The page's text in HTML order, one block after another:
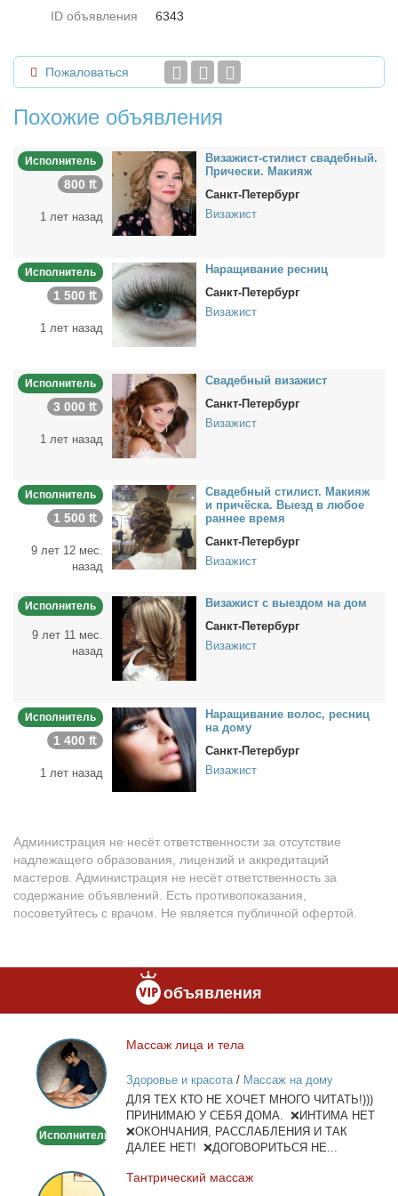
ID объявления 6343
Пожаловаться
Похожие объявления
Исполнитель
800 ₶
1 лет назад
Ви­за­жист-сти­лист сва­деб­ный.
При­чес­ки. Ма­ки­яж
Санкт-Петербург
Визажист
Исполнитель
1 500 ₶
1 лет назад
На­ра­щи­ва­ние рес­ниц
Санкт-Петербург
Визажист
Исполнитель
3 000 ₶
1 лет назад
Сва­деб­ный ви­за­жист
Санкт-Петербург
Визажист
Исполнитель
1 500 ₶
9 лет 12 мес.
назад
Сва­деб­ный сти­лист. Ма­ки­яж
и при­чёс­ка. Вы­езд в лю­бое
ран­нее вре­мя
Санкт-Петербург
Визажист
Исполнитель
9 лет 11 мес.
назад
Ви­за­жист с вы­ез­дом на дом
Санкт-Петербург
Визажист
Исполнитель
1 400 ₶
1 лет назад
На­ра­щи­ва­ние во­лос, рес­ниц
на до­му
Санкт-Петербург
Визажист
Администрация не несёт ответственности за отсутствие
надлежащего образования, лицензий и аккредитаций
мастеров. Администрация не несёт ответственность за
содержание объявлений. Есть противопоказания,
посоветуйтесь с врачом. Не является публичной офертой.
объявления
Массаж
лица
и
тела
Исполнитель
Мас­саж ли­ца и те­ла
Здоровье и красота/ Массаж на дому
ДЛЯ ТЕХ КТО НЕ ХОЧЕТ МНОГО ЧИТАТЬ!)))
ПРИНИМАЮ У СЕБЯ ДОМА. ❌ИНТИМА НЕТ
❌ОКОНЧАНИЯ, РАССЛАБЛЕНИЯ И ТАК
ДАЛЕЕ НЕТ! ❌ДОГОВОРИТЬСЯ НЕ...
Тантрический
Тан­три­че­ский мас­саж